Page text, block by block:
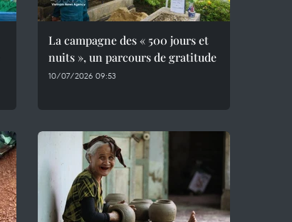
La campagne des « 500 jours et
nuits », un parcours de gratitude
10/07/2026 09:53